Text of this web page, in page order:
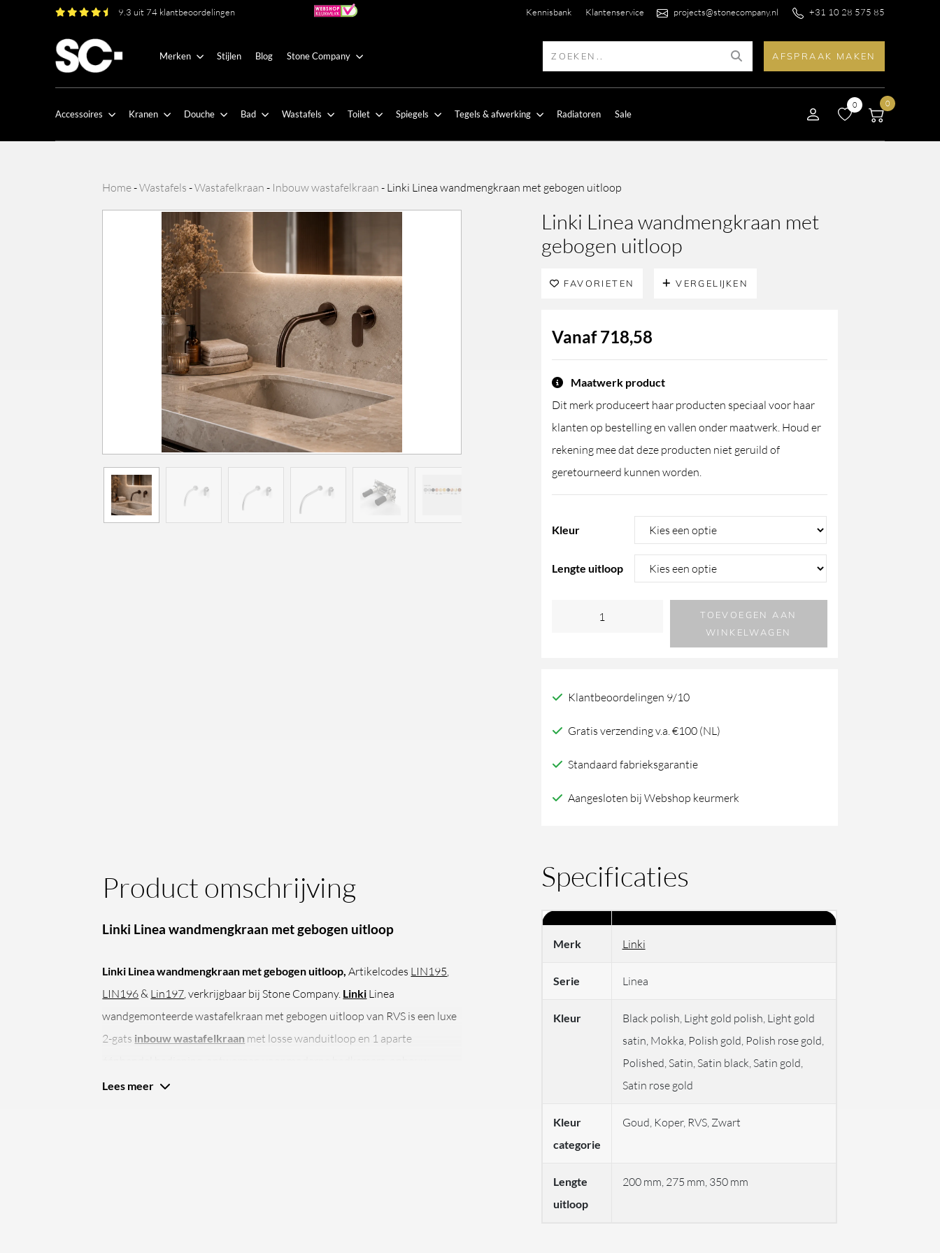
9.3 uit 74 klantbeoordelingen Kennisbank Klantenservice projects@stonecompany.nl +31 10 28 575 85
Merken Stijlen Blog Stone Company AFSPRAAK MAKEN
Accessoires Kranen Douche Bad Wastafels Toilet Spiegels Tegels & afwerking Radiatoren Sale
0 0
Home-Wastafels -Wastafelkraan - Inbouw wastafelkraan - Linki Linea wandmengkraan met gebogen uitloop
Linki Linea wandmengkraan met
gebogen uitloop
FAVORIETEN VERGELIJKEN
Vanaf718,58
Maatwerk product
Dit merk produceert haar producten speciaal voor haar
klanten op bestelling en vallen onder maatwerk. Houd er
rekening mee dat deze producten niet geruild of
geretourneerd kunnen worden.
Kleur
Lengte uitloop
gebogen
TOEVOEGEN AAN
WINKELWAGEN
Klantbeoordelingen 9/10
Gratis verzending v.a. €100 (NL)
Standaard fabrieksgarantie
Aangesloten bij Webshop keurmerk
Product omschrijving
Linki Linea wandmengkraan met gebogen uitloop
Linki Linea wandmengkraan met gebogen uitloop,Artikelcodes LIN195,
LIN196 & Lin197, verkrijgbaar bij Stone Company. Linki Linea
wandgemonteerde wastafelkraan met gebogen uitloop van RVS is een luxe
2-gats inbouw wastafelkraan met losse wanduitloop en 1 aparte
waskommenen strakke
Lees meer
Specificaties
Merk Linki
Serie Linea
Kleur
Black polish, Light gold polish, Light gold
satin, Mokka, Polish gold, Polish rose gold,
Polished, Satin, Satin black, Satin gold,
Satin rose gold
Kleur
categorie
Goud, Koper, RVS, Zwart
Lengte
uitloop
200 mm, 275 mm, 350 mm